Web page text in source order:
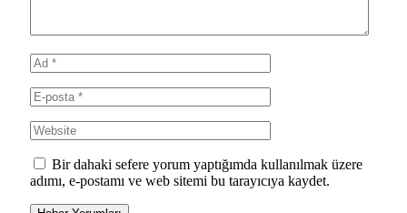
Bir dahaki sefere yorum yaptığımda kullanılmak üzere
adımı, e-postamı ve web sitemi bu tarayıcıya kaydet.